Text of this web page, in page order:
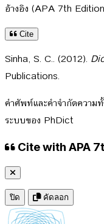
อ้างอิง (APA 7th
Cite
Sinha, S. C.. (2012).
Publications.
คำศัพท์และคำจำกัดความ
ระบบของ PhDict
Cite with APA
ปิด คัดลอก